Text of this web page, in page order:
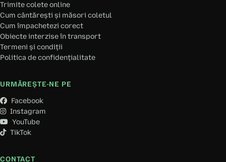
Trimite colete online
Cum cântărești și măsori coletul
Cum împachetezi corect
Obiecte interzise în transport
Termeni și condiții
Politica de confidențialitate
URMĂREȘTE-NE PE
Facebook
Instagram
YouTube
TikTok
CONTACT